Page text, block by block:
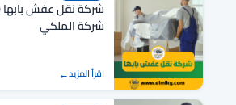
شركة الملكي
اقرأ المزيد